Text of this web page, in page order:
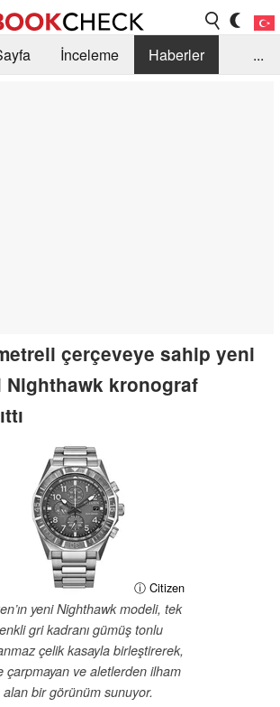
İnceleme
Haberler
...
çerçeveye sahip yeni
kronograf
ⓘ Citizen
yeni Nighthawk modeli, tek
gri kadranı gümüş tonlu
çelik kasayla birleştirerek,
çarpmayan ve aletlerden ilham
alan bir görünüm sunuyor.